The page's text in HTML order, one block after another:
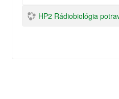
HP2 Rádiobiológia